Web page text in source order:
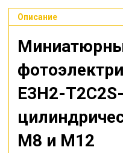
Описание
E3H2-
M8 и M12